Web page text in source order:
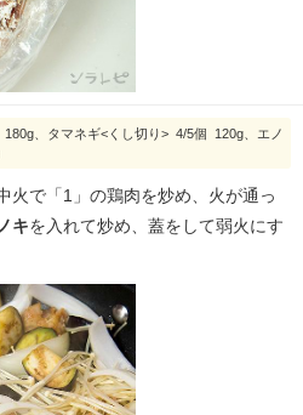
、タマネギ<くし切り> 4/5個 120g、エノ
火で「1」の鶏肉を炒め、火が通っ
キを入れて炒め、蓋をして弱火にす